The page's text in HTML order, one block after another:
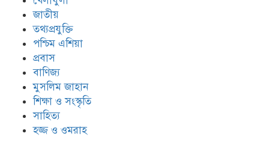
জাতীয়
তথ্যপ্রযুক্তি
পশ্চিম এশিয়া
প্রবাস
বাণিজ্য
মুসলিম জাহান
শিক্ষা ও সংস্কৃতি
সাহিত্য
হজ্জ ও ওমরাহ